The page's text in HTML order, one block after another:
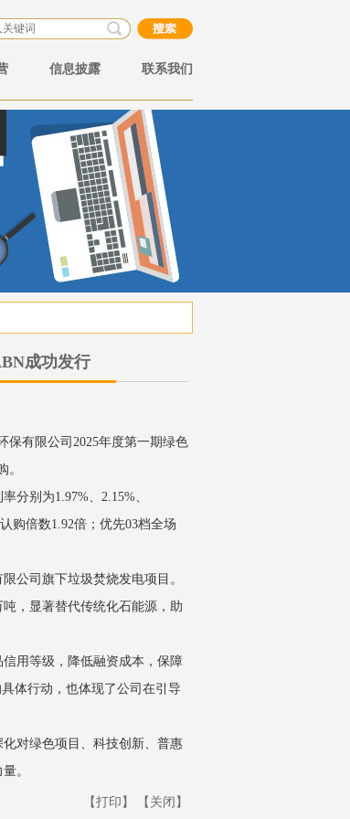
信息披露 联系我们
成功发行
保有限公司2025年度第一期绿色
。
分别为1.97%、2.15%、
购倍数1.92倍；优先03档全场
公司旗下垃圾焚烧发电项目。
，显著替代传统化石能源，助
用等级，降低融资成本，保障
体行动，也体现了公司在引导
对绿色项目、科技创新、普惠
。
【打印】 【关闭】